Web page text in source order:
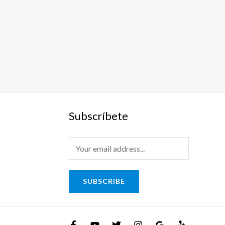
Subscríbete
SUBSCRIBE